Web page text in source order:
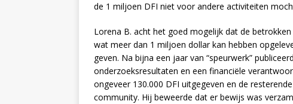
de 1 miljoen DFI niet voor andere activiteiten
Lorena B. acht het goed mogelijk dat de
wat meer dan 1 miljoen dollar kan hebben
geven. Na bijna een jaar van “speurwerk”
onderzoeksresultaten en een financiële
ongeveer 130.000 DFI uitgegeven en de
community. Hij beweerde dat er bewijs was